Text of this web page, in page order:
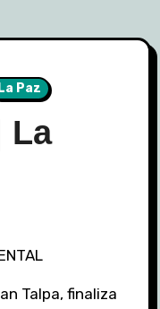
La Paz
La
Talpa, finaliza